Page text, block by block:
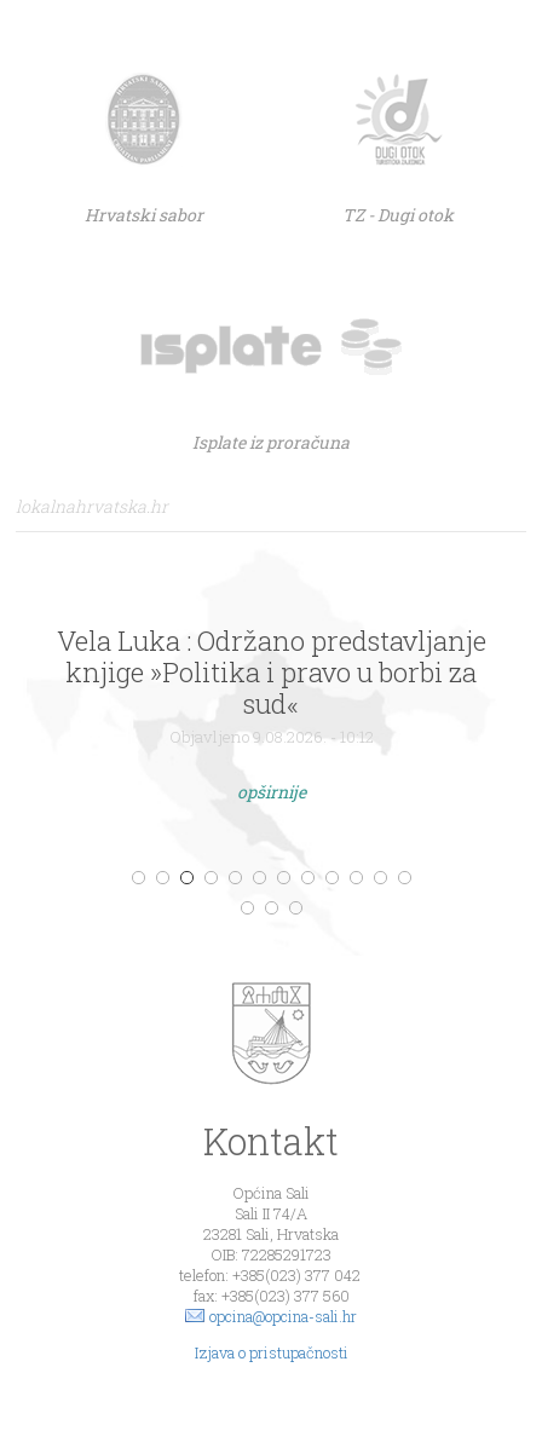
Hrvatski sabor TZ - Dugi otok
Isplate iz proračuna
lokalnahrvatska.hr
Karlovac : NK Korana dobila novi
dom – novo nogometno igralište na
Turnju predano Klubu
Objavljeno 9.08.2026. - 10:12
opširnije
Kontakt
Općina Sali
Sali II 74/A
23281 Sali, Hrvatska
OIB: 72285291723
telefon: +385(023) 377 042
fax: +385(023) 377 560
opcina@opcina-sali.hr
Izjava o pristupačnosti